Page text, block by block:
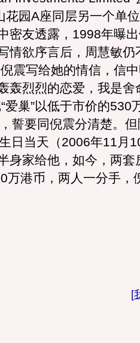
花园A座同层另一个单
密友透露，1998年曝
情欲序言后，周慧敏仍
震写给她的情信，信
轰烈烈的恋爱，我是舍
爱巢”以低于市价的530
誓要同倪震分清楚。
日当天（2006年11月
身家给他，如今，两套
万港币，两人一分手，
[